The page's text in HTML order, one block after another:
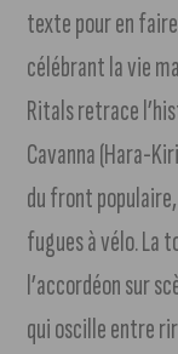
texte pour en
célébrant la vie
Ritals retrace
Cavanna (Hara-
du front
fugues à vélo. La
l’accordéon sur
qui oscille entre